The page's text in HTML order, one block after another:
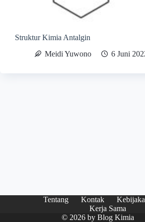
Struktur Kimia Antalgin
Meidi Yuwono
6 Juni
Tentang Kontak
Kerja Sama
© 2026 byBlog Kimia